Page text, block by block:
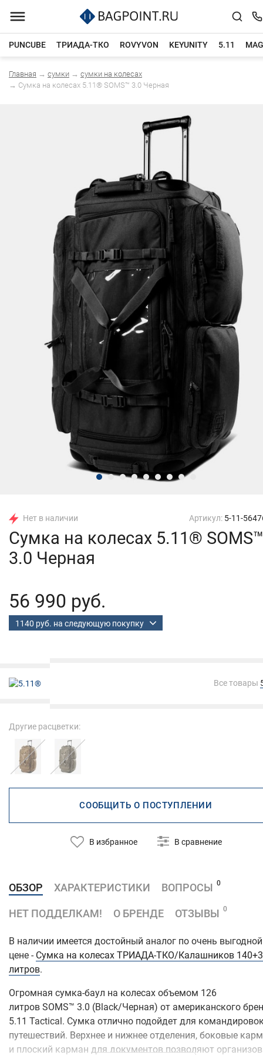
PUNCUBE ТРИАДА-ТКО ROVYVON KEYUNITY 5.11
Каталог товаров
Главная → сумки → сумки на колесах
→ Cумка на колесах 5.11® SOMS™ 3.0 Черная
Нет в наличии Артикул: 5-11-
Cумка на колесах 5.11® SOMS™
3.0 Черная
56 990 руб.
1140 руб. на следующую покупку
Все товары
Другие расцветки:
СООБЩИТЬ О ПОСТУПЛЕНИИ
В избранное В сравнение
ОБЗОР ХАРАКТЕРИСТИКИ ВОПРОСЫ 0
НЕТ ПОДДЕЛКАМ! О БРЕНДЕ ОТЗЫВЫ 0
В наличии имеется достойный аналог по очень выгодной
цене - Сумка на колесах ТРИАДА-ТКО/Калашников
литров.
Огромная сумка-баул на колесах объемом 126
литров SOMS™ 3.0 (Black/Черная) от американского
5.11 Tactical. Сумка отлично подойдет для
путешествий. Верхнее и нижнее отделения, боковые
и плоский карман для документов позволяют